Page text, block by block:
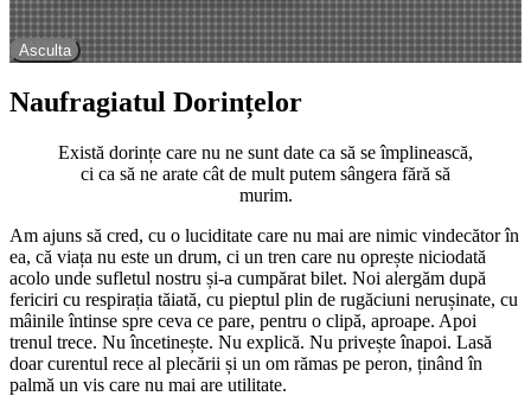
Asculta
Naufragiatul Dorințelor
Există dorințe care nu ne sunt date ca să se împlinească,
ci ca să ne arate cât de mult putem sângera fără să
murim.
Am ajuns să cred, cu o luciditate care nu mai are nimic vindecător în
ea, că viața nu este un drum, ci un tren care nu oprește niciodată
acolo unde sufletul nostru și-a cumpărat bilet. Noi alergăm după
fericiri cu respirația tăiată, cu pieptul plin de rugăciuni nerușinate, cu
mâinile întinse spre ceva ce pare, pentru o clipă, aproape. Apoi
trenul trece. Nu încetinește. Nu explică. Nu privește înapoi. Lasă
doar curentul rece al plecării și un om rămas pe peron, ținând în
palmă un vis care nu mai are utilitate.